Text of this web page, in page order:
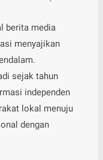
berita media
menyajikan
sejak tahun
independen
lokal menuju
dengan